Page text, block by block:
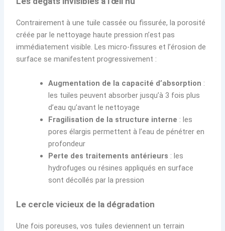
Contrairement à une tuile cassée ou fissurée, la porosité
créée par le nettoyage haute pression n’est pas
immédiatement visible. Les micro-fissures et l’érosion de
surface se manifestent progressivement :
Augmentation de la capacité d’absorption :
les tuiles peuvent absorber jusqu’à 3 fois plus
d’eau qu’avant le nettoyage
Fragilisation de la structure interne : les
pores élargis permettent à l’eau de pénétrer en
profondeur
Perte des traitements antérieurs : les
hydrofuges ou résines appliqués en surface
sont décollés par la pression
Le cercle vicieux de la dégradation
Une fois poreuses, vos tuiles deviennent un terrain